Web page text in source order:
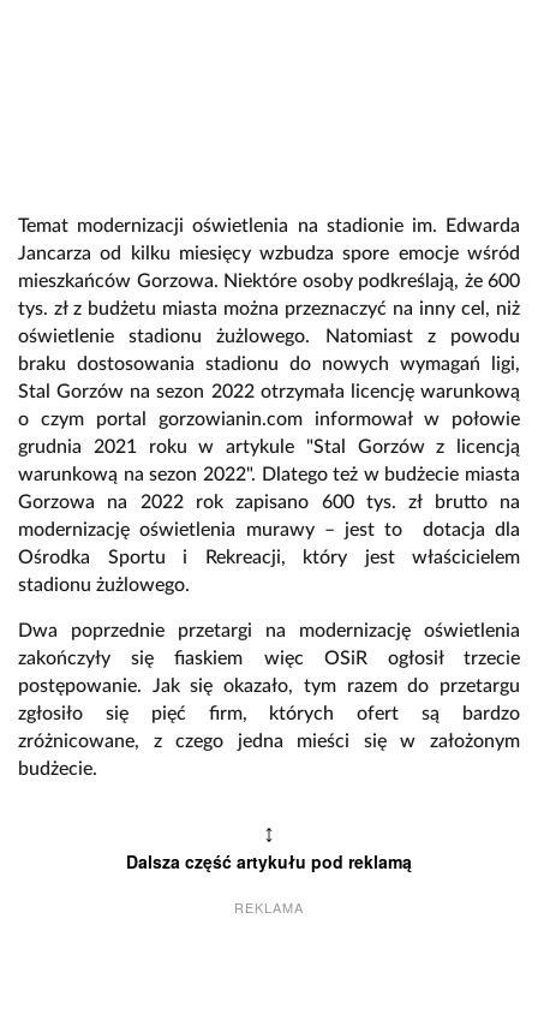
Temat modernizacji oświetlenia na stadionie im. Edwarda
Jancarza od kilku miesięcy wzbudza spore emocje wśród
mieszkańców Gorzowa. Niektóre osoby podkreślają, że 600
tys. zł z budżetu miasta można przeznaczyć na inny cel, niż
oświetlenie stadionu żużlowego. Natomiast z powodu
braku dostosowania stadionu do nowych wymagań ligi,
Stal Gorzów na sezon 2022 otrzymała licencję warunkową
o czym portal gorzowianin.com informował w połowie
grudnia 2021 roku w artykule "Stal Gorzów z licencją
warunkową na sezon 2022". Dlatego też w budżecie miasta
Gorzowa na 2022 rok zapisano 600 tys. zł brutto na
modernizację oświetlenia murawy – jest to dotacja dla
Ośrodka Sportu i Rekreacji, który jest właścicielem
stadionu żużlowego.
Dwa poprzednie przetargi na modernizację oświetlenia
zakończyły się fiaskiem więc OSiR ogłosił trzecie
postępowanie. Jak się okazało, tym razem do przetargu
zgłosiło się pięć firm, których ofert są bardzo
zróżnicowane, z czego jedna mieści się w założonym
budżecie.
↕
Dalsza część artykułu pod reklamą
REKLAMA